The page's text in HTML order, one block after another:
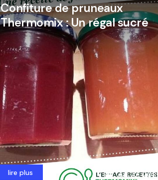
Confiture de pruneaux
Thermomix : Un régal sucré
Juil 22, 2026
lire plus